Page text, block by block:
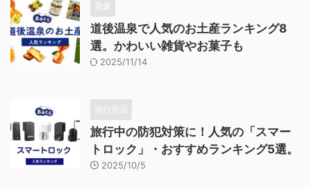
愛媛
道後温泉で人気のお土産ランキング8
選。かわいい雑貨やお菓子も
2025/11/14
旅行用品
旅行中の防犯対策に！人気の「スマー
トロック」・おすすめランキング5選。
2025/10/5